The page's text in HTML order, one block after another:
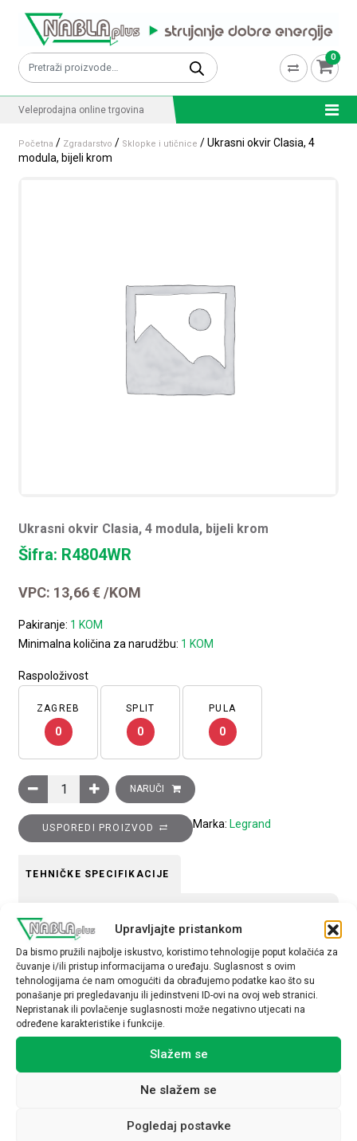
Upravljajte pristankom
Da bismo pružili najbolje iskustvo, koristimo tehnologije poput kolačića za
čuvanje i/ili pristup informacijama o uređaju. Suglasnost s ovim
tehnologijama će nam omogućiti da obrađujemo podatke kao što su
ponašanje pri pregledavanju ili jedinstveni ID-ovi na ovoj web stranici.
Nepristanak ili povlačenje suglasnosti može negativno utjecati na
određene karakteristike i funkcije.
Slažem se
Ne slažem se
Pogledaj postavke
Pretraži: 0
Veleprodajna online trgovina
Početna / Zgradarstvo / Sklopke i utičnice / Ukrasni okvir Clasia, 4
modula, bijeli krom
Ukrasni okvir Clasia, 4 modula, bijeli krom
Šifra: R4804WR
VPC: 13,66€ /KOM
Pakiranje: 1 KOM
Minimalna količina za narudžbu: 1 KOM
Raspoloživost
ZAGREB
0
SPLIT
0
PULA
0
Ukrasni okvir Clasia, 4 modula, bijeli krom količina
NARUČI
USPOREDI PROIZVOD Marka: Legrand
TEHNIČKE SPECIFIKACIJE
Tip uređaja
Okvir
Povezani proizvodi